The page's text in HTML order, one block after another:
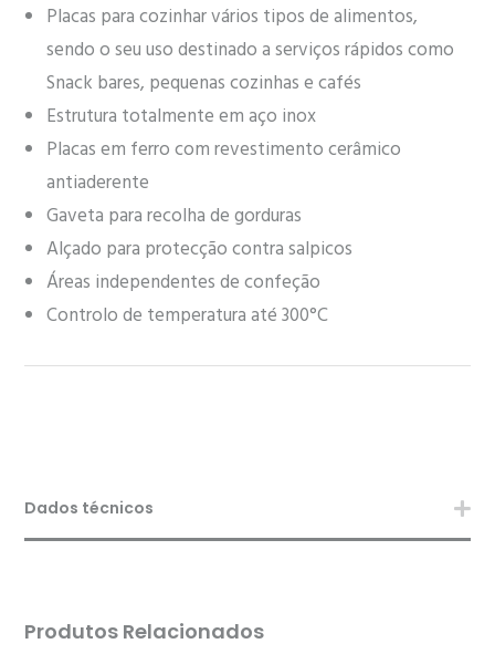
Placas para cozinhar vários tipos de alimentos,
sendo o seu uso destinado a serviços rápidos como
Snack bares, pequenas cozinhas e cafés
Estrutura totalmente em aço inox
Placas em ferro com revestimento cerâmico
antiaderente
Gaveta para recolha de gorduras
Alçado para protecção contra salpicos
Áreas independentes de confeção
Controlo de temperatura até 300°C
Dados técnicos
Produtos Relacionados